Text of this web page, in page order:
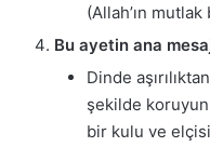
(Allah’ın
Bu ayetin ana
Dinde
şekilde
bir kulu ve